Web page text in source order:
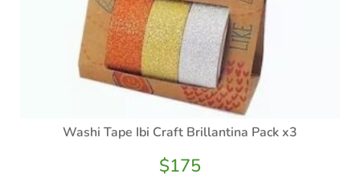
Washi Tape Ibi Craft Brillantina Pack x3
$175